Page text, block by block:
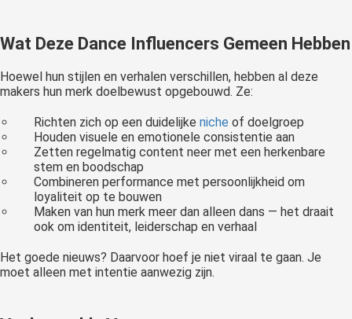
Wat Deze Dance Influencers Gemeen Hebben
Hoewel hun stijlen en verhalen verschillen, hebben al deze
makers hun merk doelbewust opgebouwd. Ze:
Richten zich op een duidelijkeniche of doelgroep
Houden visuele en emotionele consistentie aan
Zetten regelmatig content neer met een herkenbare
stem en boodschap
Combineren performance met persoonlijkheid om
loyaliteit op te bouwen
Maken van hun merk meer dan alleen dans — het draait
ook om identiteit, leiderschap en verhaal
Het goede nieuws? Daarvoor hoef je niet viraal te gaan. Je
moet alleen met intentie aanwezig zijn.